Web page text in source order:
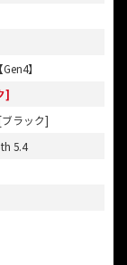
】
]
ブラック]
5.4